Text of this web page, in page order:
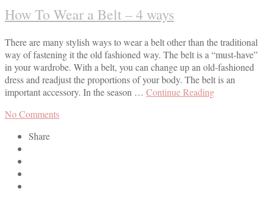
How To Wear a Belt – 4 ways
There are many stylish ways to wear a belt other than the traditional
way of fastening it the old fashioned way. The belt is a “must-have”
in your wardrobe. With a belt, you can change up an old-fashioned
dress and readjust the proportions of your body. The belt is an
important accessory. In the season … Continue Reading
No Comments
Share